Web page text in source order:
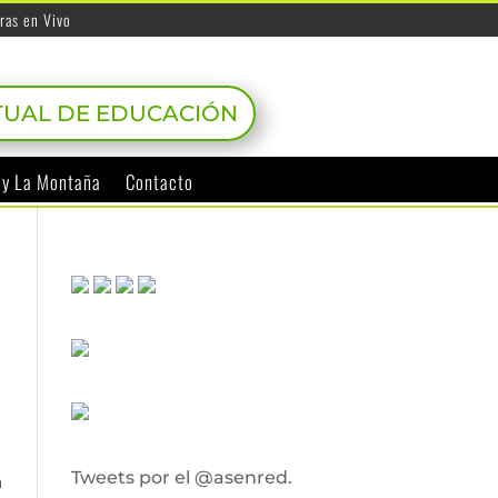
en Vivo
DE EDUCACIÓN
La Montaña Contacto
Tweets por el @asenred.